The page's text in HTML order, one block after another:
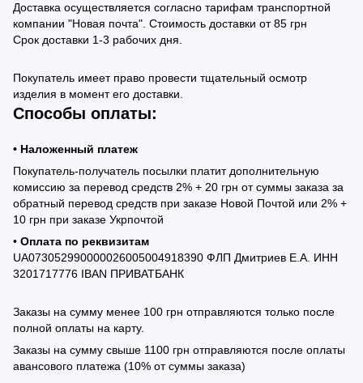
Доставка осуществляется согласно тарифам транспортной
компании "Новая почта". Стоимость доставки от 85 грн
Срок доставки 1-3 рабочих дня.
Покупатель имеет право провести тщательный осмотр
изделия в момент его доставки.
Способы оплаты:
• Наложенный платеж
Покупатель-получатель посылки платит дополнительную
комиссию за перевод средств 2% + 20 грн от суммы заказа за
обратный перевод средств при заказе Новой Почтой или 2% +
10 грн при заказе Укрпочтой
• Оплата по реквизитам
UA073052990000026005004918390 ФЛП Дмитриев Е.А. ИНН
3201717776 IBAN ПРИВАТБАНК
Заказы на сумму менее 100 грн отправляются только после
полной оплаты на карту.
Заказы на сумму свыше 1100 грн отправляются после оплаты
авансового платежа (10% от суммы заказа)